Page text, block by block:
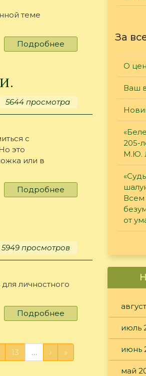
теме
Подробнее
Эмоциональное
5644 просмотра
с
это
или в
Подробнее
Крапинки
5949 просмотров
личностного
Подробнее
Личностный
13 … › »
За
О
Ваш
205-
М.Ю.
Всем
от
июль
июнь
май